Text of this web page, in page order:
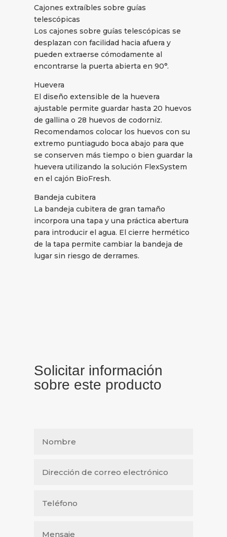
Cajones extraíbles sobre guías
telescópicas
Los cajones sobre guías telescópicas se
desplazan con facilidad hacia afuera y
pueden extraerse cómodamente al
encontrarse la puerta abierta en 90°.
Huevera
El diseño extensible de la huevera
ajustable permite guardar hasta 20 huevos
de gallina o 28 huevos de codorniz.
Recomendamos colocar los huevos con su
extremo puntiagudo boca abajo para que
se conserven más tiempo o bien guardar la
huevera utilizando la solución FlexSystem
en el cajón BioFresh.
Bandeja cubitera
La bandeja cubitera de gran tamaño
incorpora una tapa y una práctica abertura
para introducir el agua. El cierre hermético
de la tapa permite cambiar la bandeja de
lugar sin riesgo de derrames.
Solicitar información
sobre este producto